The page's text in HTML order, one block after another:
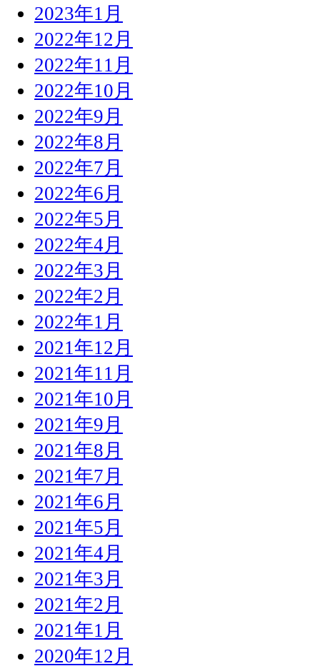
2023年1月
2022年12月
2022年11月
2022年10月
2022年9月
2022年8月
2022年7月
2022年6月
2022年5月
2022年4月
2022年3月
2022年2月
2022年1月
2021年12月
2021年11月
2021年10月
2021年9月
2021年8月
2021年7月
2021年6月
2021年5月
2021年4月
2021年3月
2021年2月
2021年1月
2020年12月